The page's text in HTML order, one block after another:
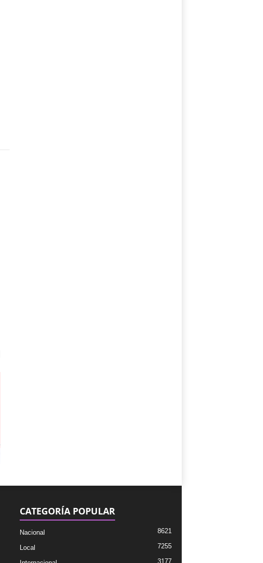
CATEGORÍA POPULAR
Nacional 8621
Local 7255
3177